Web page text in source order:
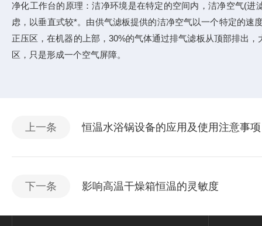
净化工作台的原理：洁净环境是在特定的空间内，洁净空气(
虑，以垂直式较*。由供气滤板提供的洁净空气以一个特定的
正压区，在机器的上部，30%的气体通过排气滤板从顶部排出
区，只是形成一个空气屏障。
上一条 恒温水浴锅设备的应用及使用注意事项
下一条 影响高温干燥箱恒温的灵敏度